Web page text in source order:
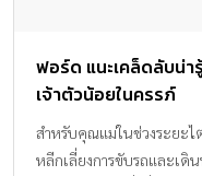
ฟอร์ด แนะเคล็ดลับน่
เจ้าตัวน้อยในครรภ์
สำหรับคุณแม่ในช่วงระยะไ
หลีกเลี่ยงการขับรถและเดิ